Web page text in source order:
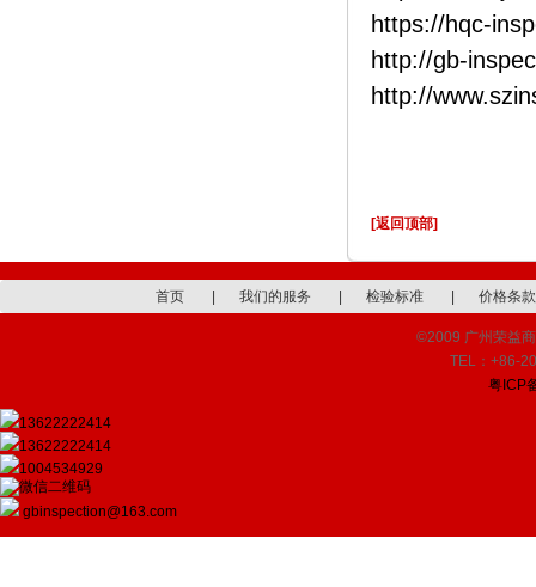
https://hqc-
http://gb-
http://
[返回顶部]
首页 我们的服务 检验标准 价格条款
©2009 广州荣益
TEL：+86-
粤ICP
13622222414
13622222414
1004534929
gbinspection@163.com